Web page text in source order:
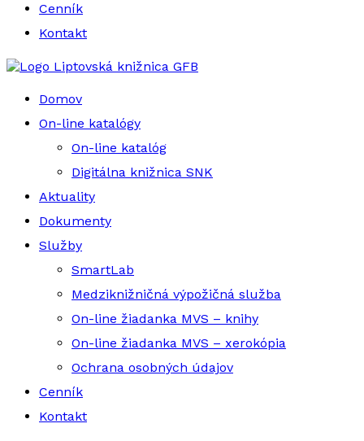
Cenník
Kontakt
Liptovská knižnica GFB
Domov
On-line katalógy
On-line katalóg
Digitálna knižnica SNK
Aktuality
Dokumenty
Služby
SmartLab
Medziknižničná výpožičná služba
On-line žiadanka MVS – knihy
On-line žiadanka MVS – xerokópia
Ochrana osobných údajov
Cenník
Kontakt